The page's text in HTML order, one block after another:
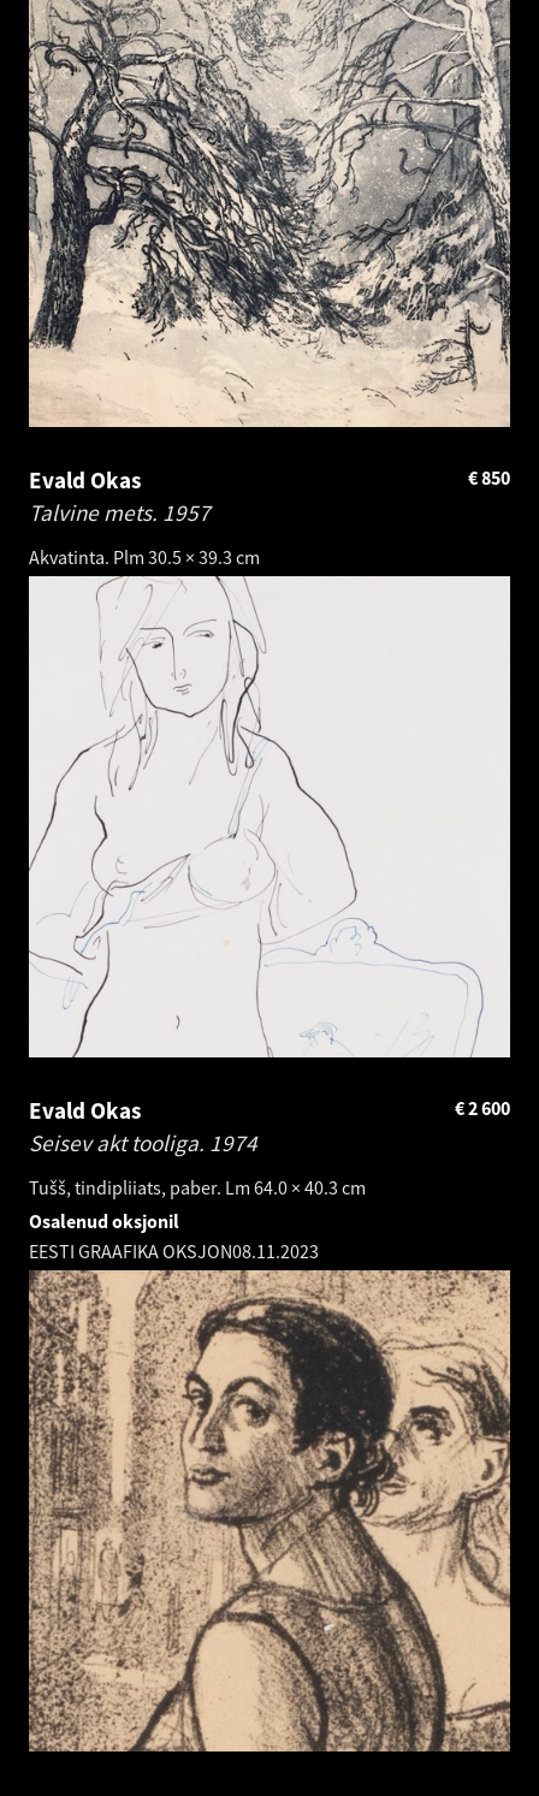
Evald Okas
Talvine mets. 1957
Akvatinta. Plm 30.5 × 39.3 cm
850
€
Evald Okas
Seisev akt tooliga. 1974
Tušš, tindipliiats, paber. Lm 64.0 × 40.3 cm
2 600
€
Osalenud oksjonil
EESTI GRAAFIKA OKSJON08.11.2023